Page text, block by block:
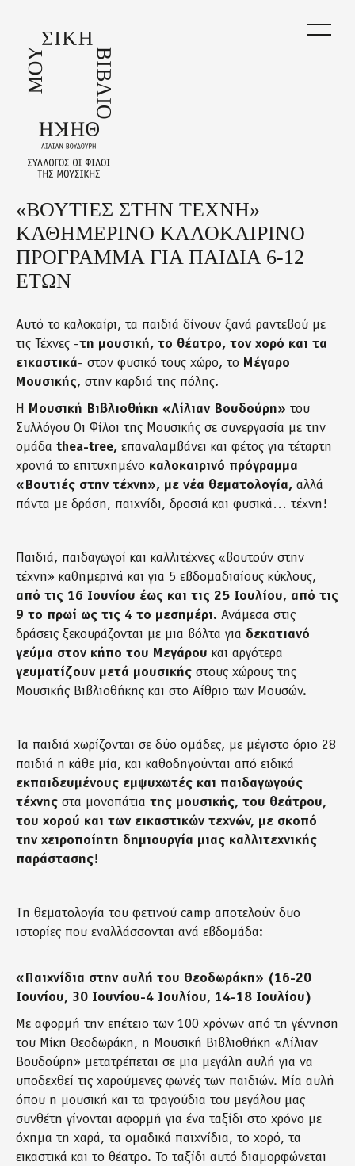
main
content
Back
to
top
«ΒΟΥΤΙΕΣ ΣΤΗΝ ΤΕΧΝΗ»
ΚΑΘΗΜΕΡΙΝΟ ΚΑΛΟΚΑΙΡΙΝΟ
ΠΡΟΓΡΑΜΜΑ ΓΙΑ ΠΑΙΔΙΑ 6-12
ΕΤΩΝ
Αυτό το καλοκαίρι, τα παιδιά δίνουν ξανά ραντεβού με
τις Τέχνες -τη μουσική, το θέατρο, τον χορό και τα
εικαστικά- στον φυσικό τους χώρο, το Μέγαρο
Μουσικής, στην καρδιά της πόλης.
Η Μουσική Βιβλιοθήκη «Λίλιαν Βουδούρη» του
Συλλόγου Οι Φίλοι της Μουσικής σε συνεργασία με την
ομάδα thea-tree, επαναλαμβάνει και φέτος για τέταρτη
χρονιά το επιτυχημένο καλοκαιρινό πρόγραμμα
«Βουτιές στην τέχνη», με νέα θεματολογία, αλλά
πάντα με δράση, παιχνίδι, δροσιά και φυσικά… τέχνη!
Παιδιά, παιδαγωγοί και καλλιτέχνες «βουτούν στην
τέχνη» καθημερινά και για 5 εβδομαδιαίους κύκλους,
από τις 16 Ιουνίου έως και τις 25 Ιουλίου, από τις
9 το πρωί ως τις 4 το μεσημέρι. Ανάμεσα στις
δράσεις ξεκουράζονται με μια βόλτα για δεκατιανό
γεύμα στον κήπο του Μεγάρου και αργότερα
γευματίζουν μετά μουσικής στους χώρους της
Μουσικής Βιβλιοθήκης και στο Αίθριο των Μουσών.
Τα παιδιά χωρίζονται σε δύο ομάδες, με μέγιστο όριο 28
παιδιά η κάθε μία, και καθοδηγούνται από ειδικά
εκπαιδευμένους εμψυχωτές και παιδαγωγούς
τέχνης στα μονοπάτια της μουσικής, του θεάτρου,
του χορού και των εικαστικών τεχνών, με σκοπό
την χειροποίητη δημιουργία μιας καλλιτεχνικής
παράστασης!
Τη θεματολογία του φετινού camp αποτελούν δυο
ιστορίες που εναλλάσσονται ανά εβδομάδα:
«Παιχνίδια στην αυλή του Θεοδωράκη» (16-20
Ιουνίου, 30 Ιουνίου-4 Ιουλίου, 14-18 Ιουλίου)
Με αφορμή την επέτειο των 100 χρόνων από τη γέννηση
του Μίκη Θεοδωράκη, η Μουσική Βιβλιοθήκη «Λίλιαν
Βουδούρη» μετατρέπεται σε μια μεγάλη αυλή για να
υποδεχθεί τις χαρούμενες φωνές των παιδιών. Μία αυλή
όπου η μουσική και τα τραγούδια του μεγάλου μας
συνθέτη γίνονται αφορμή για ένα ταξίδι στο χρόνο με
όχημα τη χαρά, τα ομαδικά παιχνίδια, το χορό, τα
εικαστικά και το θέατρο. Το ταξίδι αυτό διαμορφώνεται